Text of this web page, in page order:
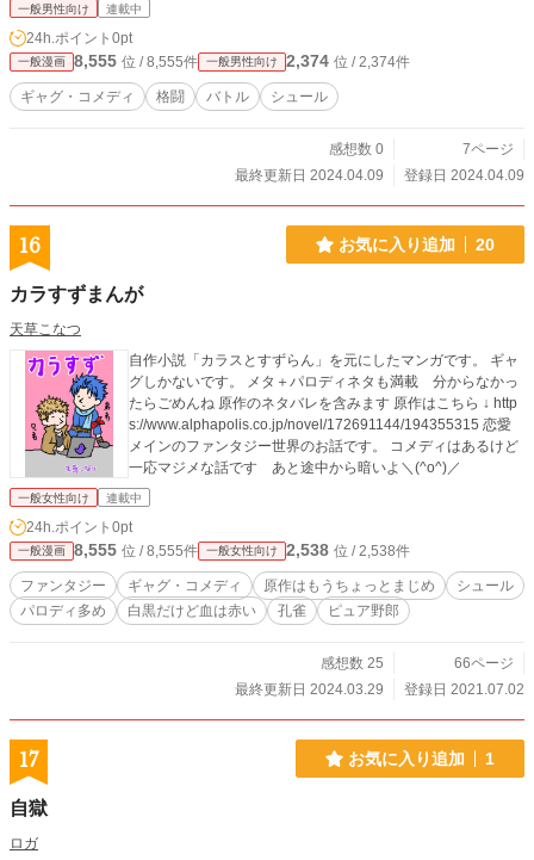
一般男性向け 連載中
24h.ポイント 0pt
一般漫画 8,555 位 / 8,555件 一般男性向け 2,374 位 / 2,374件
ギャグ・コメディ 格闘 バトル シュール
感想数 0
7ページ
最終更新日 2024.04.09
登録日 2024.04.09
16 お気に入り追加 20
カラすずまんが
天草こなつ
自作小説「カラスとすずらん」を元にしたマンガです。 ギャ
グしかないです。 メタ＋パロディネタも満載 分からなかっ
たらごめんね 原作のネタバレを含みます 原作はこちら ↓ http
s://www.alphapolis.co.jp/novel/172691144/194355315 恋愛
メインのファンタジー世界のお話です。 コメディはあるけど
一応マジメな話です あと途中から暗いよ＼(^o^)／
一般女性向け 連載中
24h.ポイント 0pt
一般漫画 8,555 位 / 8,555件 一般女性向け 2,538 位 / 2,538件
ファンタジー ギャグ・コメディ 原作はもうちょっとまじめ
シュール
パロディ多め
白黒だけど血は赤い 孔雀 ピュア野郎
感想数 25
66ページ
最終更新日 2024.03.29
登録日 2021.07.02
17 お気に入り追加 1
自獄
ロガ